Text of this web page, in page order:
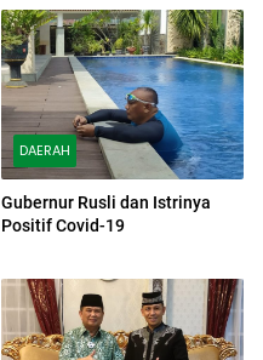
DAERAH
Gubernur Rusli dan Istrinya
Positif Covid-19